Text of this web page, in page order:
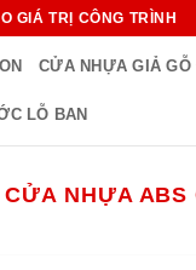
GIÁ TRỊ CÔNG TRÌNH
CỬA NHỰA GIẢ GỖ
LỖ BAN
CỬA NHỰA ABS